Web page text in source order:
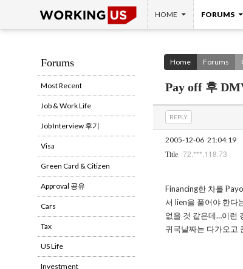
SKIP TO CONTENT
HOME FORUMS
Home Forums
Pay off 후
REPLY
2005-12-06 21:04:19
Title 72.***.118.73
Financing한 차를
서 lien을 풀어야 한다
없을 것 같은데…이런
귀국날짜는 다가오고
Forums
Most Recent
Job & Work Life
Job Interview 후기
Visa
Green Card & Citizen
Approval 공유
Cars
Tax
US Life
Investment